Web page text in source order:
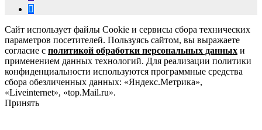
Сайт использует файлы Cookie и сервисы сбора технических
параметров посетителей. Пользуясь сайтом, вы выражаете
согласие с политикой обработки персональных данных и
применением данных технологий. Для реализации политики
конфиденциальности используются программные средства
сбора обезличенных данных: «Яндекс.Метрика»,
«Liveinternet», «top.Mail.ru».
Принять